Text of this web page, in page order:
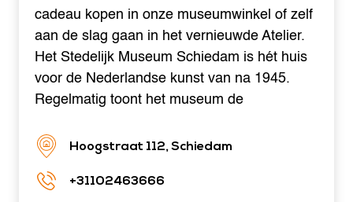
cadeau kopen in onze museumwinkel of zelf
aan de slag gaan in het vernieuwde Atelier.
Het Stedelijk Museum Schiedam is hét huis
voor de Nederlandse kunst van na 1945.
Regelmatig toont het museum de
Hoogstraat 112, Schiedam
+31102463666